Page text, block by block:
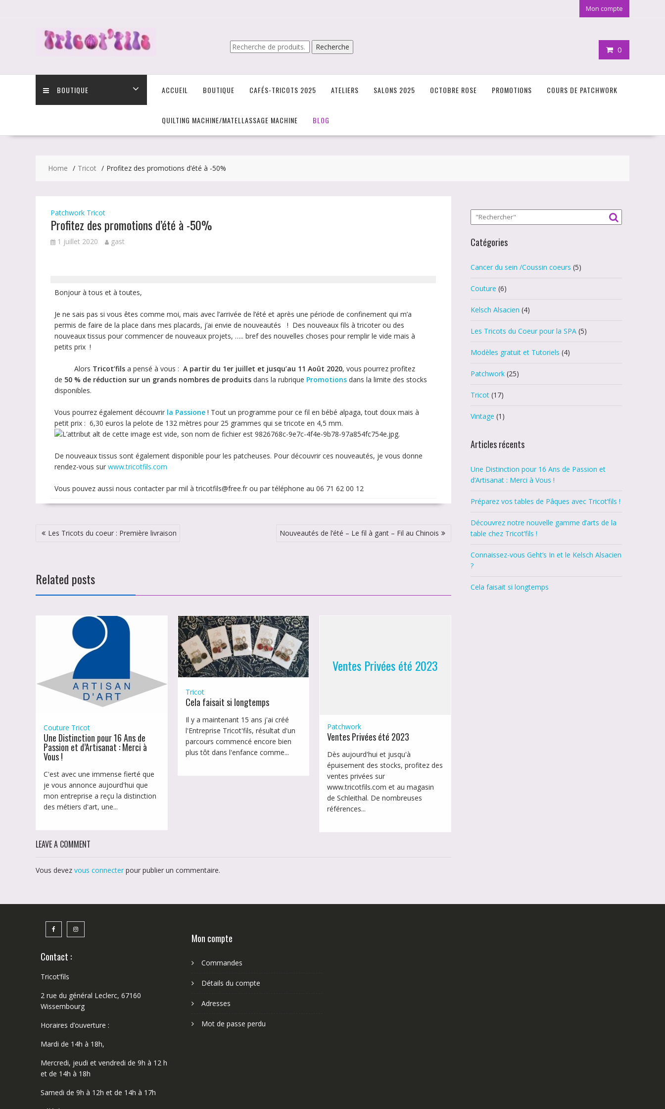
Mon compte
0
Recherche
pour :
Recherche
BOUTIQUE ACCUEIL BOUTIQUE CAFÉS-TRICOTS 2025 ATELIERS SALONS 2025 OCTOBRE ROSE PROMOTIONS COURS DE PATCHWORK
QUILTING MACHINE/MATELLASSAGE MACHINE BLOG
Home Tricot Profitez des promotions d’été à -50%
Patchwork Tricot
Profitez des promotions d’été à -50%
1 juillet 2020 gast
Bonjour à tous et à toutes,
Je ne sais pas si vous êtes comme moi, mais avec l’arrivée de l’été et après une période de confinement qui m’a
permis de faire de la place dans mes placards, j’ai envie de nouveautés ! Des nouveaux fils à tricoter ou des
nouveaux tissus pour commencer de nouveaux projets, ….. bref des nouvelles choses pour remplir le vide mais à
petits prix !
Alors Tricot’fils a pensé à vous : A partir du 1er juillet et jusqu’au 11 Août 2020, vous pourrez profitez
de 50 % de réduction sur un grands nombres de produits dans la rubrique Promotions dans la limite des stocks
disponibles.
Vous pourrez également découvrir la Passione ! Tout un programme pour ce fil en bébé alpaga, tout doux mais à
petit prix : 6,30 euros la pelote de 132 mètres pour 25 grammes qui se tricote en 4,5 mm.
De nouveaux tissus sont également disponible pour les patcheuses. Pour découvrir ces nouveautés, je vous donne
rendez-vous sur www.tricotfils.com
Vous pouvez aussi nous contacter par mil à tricotfils@free.fr ou par téléphone au 06 71 62 00 12
Navigation
Les Tricots du coeur : Première livraison Nouveautés de l’été – Le fil à gant – Fil au Chinois
Related posts
Couture Tricot
Une Distinction pour 16 Ans de
Passion et d’Artisanat : Merci à
Vous !
C'est avec une immense fierté que
je vous annonce aujourd'hui que
mon entreprise a reçu la distinction
des métiers d'art, une...
Tricot
Cela faisait si longtemps
Il y a maintenant 15 ans j'ai créé
l'Entreprise Tricot'fils, résultat d'un
parcours commencé encore bien
plus tôt dans l'enfance comme...
Ventes Privées été 2023
Patchwork
Ventes Privées été 2023
Dès aujourd'hui et jusqu'à
épuisement des stocks, profitez des
ventes privées sur
www.tricotfils.com et au magasin
de Schleithal. De nombreuses
références...
LEAVE A COMMENT
Vous devez vous connecter pour publier un commentaire.
Catégories
Cancer du sein /Coussin coeurs (5)
Couture (6)
Kelsch Alsacien (4)
Les Tricots du Coeur pour la SPA (5)
Modèles gratuit et Tutoriels (4)
Patchwork (25)
Tricot (17)
Vintage (1)
Articles récents
Une Distinction pour 16 Ans de Passion et
d’Artisanat : Merci à Vous !
Préparez vos tables de Pâques avec Tricot’fils !
Découvrez notre nouvelle gamme d’arts de la
table chez Tricot’fils !
Connaissez-vous Geht’s In et le Kelsch Alsacien
?
Cela faisait si longtemps
Contact :
Tricot’fils
2 rue du général Leclerc, 67160
Wissembourg
Horaires d’ouverture :
Mardi de 14h à 18h,
Mercredi, jeudi et vendredi de 9h à 12 h
et de 14h à 18h
Samedi de 9h à 12h et de 14h à 17h
Mon compte
Commandes
Détails du compte
Adresses
Mot de passe perdu